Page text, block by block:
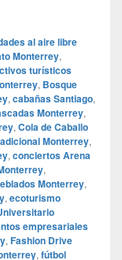
al aire libre
Monterrey,
turísticos
, Bosque
, cabañas Santiago,
Monterrey,
, Cola de Caballo
Monterrey,
, conciertos Arena
,
Monterrey,
, ecoturismo
empresariales
, Fashion Drive
, fútbol